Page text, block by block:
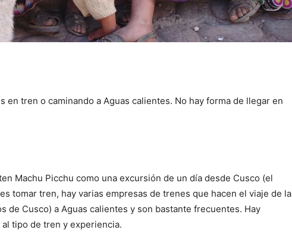
en tren o caminando a Aguas calientes. No hay forma de llegar en
Machu Picchu como una excursión de un día desde Cusco (el
tomar tren, hay varias empresas de trenes que hacen el viaje de la
de Cusco) a Aguas calientes y son bastante frecuentes. Hay
tipo de tren y experiencia.